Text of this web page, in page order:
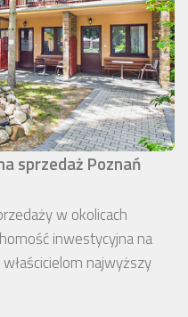
sprzedaż Poznań
w okolicach
inwestycyjna na
najwyższy